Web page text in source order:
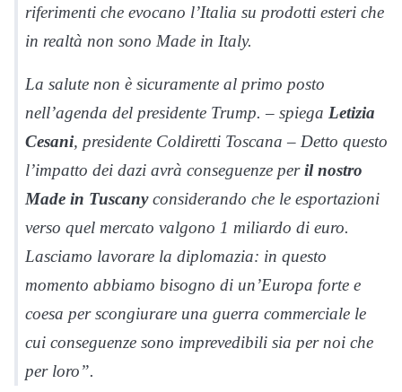
riferimenti che evocano l’Italia su prodotti esteri che
in realtà non sono Made in Italy.
La salute non è sicuramente al primo posto
nell’agenda del presidente Trump. – spiega Letizia
Cesani, presidente Coldiretti Toscana – Detto questo
l’impatto dei dazi avrà conseguenze peril nostro
Made in Tuscanyconsiderando che le esportazioni
verso quel mercato valgono 1 miliardo di euro.
Lasciamo lavorare la diplomazia: in questo
momento abbiamo bisogno di un’Europa forte e
coesa per scongiurare una guerra commerciale le
cui conseguenze sono imprevedibili sia per noi che
per loro”.